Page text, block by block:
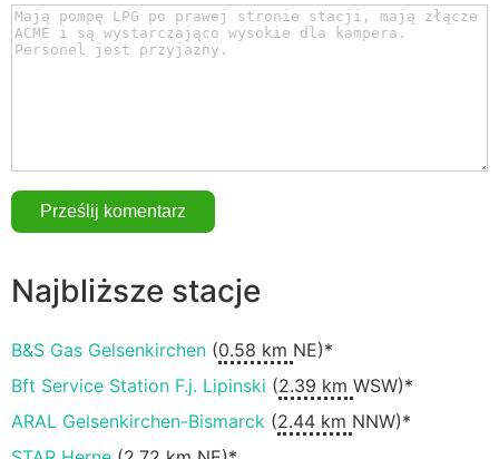
Najbliższe stacje
B&S Gas Gelsenkirchen (0.58 km NE)*
Bft Service Station F.j. Lipinski (2.39 km WSW)*
ARAL Gelsenkirchen-Bismarck (2.44 km NNW)*